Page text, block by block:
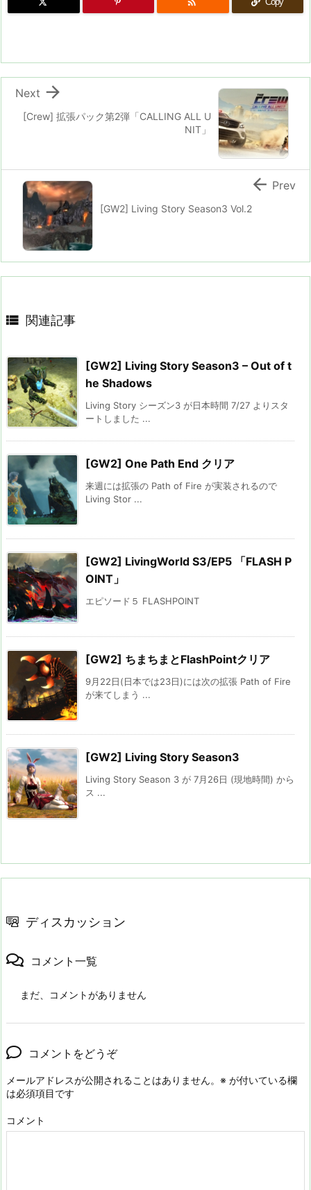
[Crew] 拡張パック第2弾「CALLING ALL U
NIT」

Next
[GW2] Living Story Season3 Vol.2
 Prev
 関連記事
[GW2] Living Story Season3 – Out of t
he Shadows
Living Story シーズン3 が日本時間 7/27 よりスタ
ートしました ...
[GW2] One Path End クリア
来週には拡張の Path of Fire が実装されるので
Living Stor ...
[GW2] LivingWorld S3/EP5 「FLASH P
OINT」
エピソード５ FLASHPOINT
[GW2] ちまちまとFlashPointクリア
9月22日(日本では23日)には次の拡張 Path of Fire
が来てしまう ...
[GW2] Living Story Season3
Living Story Season 3 が 7月26日 (現地時間) から
ス ...
ディスカッション
コメント一覧
まだ、コメントがありません
コメントをどうぞ
メールアドレスが公開されることはありません。 ※ が付いている欄
は必須項目です
コメント